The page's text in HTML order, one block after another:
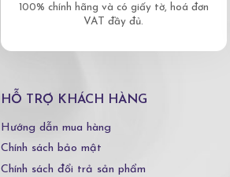
100% chính hãng và có giấy tờ, hoá đơn
VAT đầy đủ.
HỖ TRỢ KHÁCH HÀNG
Hướng dẫn mua hàng
Chính sách bảo mật
Chính sách đổi trả sản phẩm